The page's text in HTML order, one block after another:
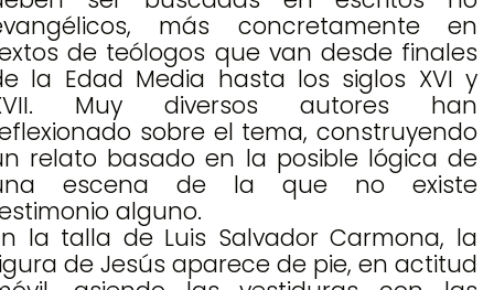
más concretamente en
de teólogos que van desde finales
la Edad Media hasta los siglos XVI y
Muy diversos autores han
sobre el tema, construyendo
relato basado en la posible lógica de
escena de la que no existe
alguno.
la talla de Luis Salvador Carmona, la
de Jesús aparece de pie, en actitud